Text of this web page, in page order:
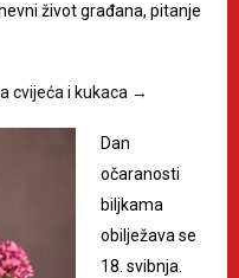
život građana, pitanje
cvijeća i kukaca →
Dan
očaranosti
biljkama
obilježava se
18. svibnja.